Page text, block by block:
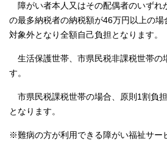
障がい者本人又はその配偶者のいずれ
の最多納税者の納税額が46万円以上の
対象外となり全額自己負担となります。
生活保護世帯、市県民税非課税世帯の
す。
市県民税課税世帯の場合、原則1割負
となります。
※難病の方が利用できる障がい福祉サー